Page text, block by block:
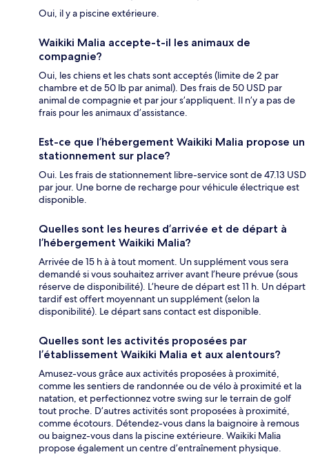
Oui, il y a piscine extérieure.
Waikiki Malia accepte-t-il les animaux de
compagnie?
Oui, les chiens et les chats sont acceptés (limite de 2 par
chambre et de 50 lb par animal). Des frais de 50 USD par
animal de compagnie et par jour s’appliquent. Il n’y a pas de
frais pour les animaux d’assistance.
Est-ce que l’hébergement Waikiki Malia propose un
stationnement sur place?
Oui. Les frais de stationnement libre-service sont de 47.13 USD
par jour. Une borne de recharge pour véhicule électrique est
disponible.
Quelles sont les heures d’arrivée et de départ à
l’hébergement Waikiki Malia?
Arrivée de 15 h à à tout moment. Un supplément vous sera
demandé si vous souhaitez arriver avant l’heure prévue (sous
réserve de disponibilité). L’heure de départ est 11 h. Un départ
tardif est offert moyennant un supplément (selon la
disponibilité). Le départ sans contact est disponible.
Quelles sont les activités proposées par
l’établissement Waikiki Malia et aux alentours?
Amusez-vous grâce aux activités proposées à proximité,
comme les sentiers de randonnée ou de vélo à proximité et la
natation, et perfectionnez votre swing sur le terrain de golf
tout proche. D’autres activités sont proposées à proximité,
comme écotours. Détendez-vous dans la baignoire à remous
ou baignez-vous dans la piscine extérieure. Waikiki Malia
propose également un centre d’entraînement physique.